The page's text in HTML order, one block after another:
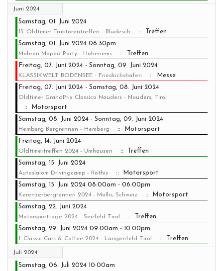
Juni 2024
Samstag, 01. Juni 2024
15. Oldtimer Traktorentreffen - Bludesch
:: Treffen
Samstag, 01. Juni 2024 06:30pm
Mohren Moped Party - Hohenems
:: Treffen
Freitag, 07. Juni 2024 - Sonntag, 09. Juni 2024
KLASSIKWELT BODENSEE - Friedrichshafen
:: Messe
Freitag, 07. Juni 2024 - Samstag, 08. Juni 2024
Oldtimer GrandPrix Classico Nauders - Nauders, Tirol
:: Motorsport
Samstag, 08. Juni 2024 - Sonntag, 09. Juni 2024
Hemberg Bergrennen - Hemberg
:: Motorsport
Freitag, 14. Juni 2024
Oldtimertreffen 2024 - Umhausen
:: Treffen
Samstag, 15. Juni 2024
Autoslalom Drivingcamp - Röthis
:: Motorsport
Samstag, 15. Juni 2024 08:00am - 06:00pm
Kerenzerbergrennen 2024 - Mollis, Schweiz
:: Motorsport
Samstag, 22. Juni 2024
Motorsporttage 2024 - Seefeld Tirol
:: Treffen
Samstag, 29. Juni 2024 09:00am - 10:00pm
1. Classic Cars & Coffee 2024 - Längenfeld Tirol :: Treffen
Juli 2024
Samstag, 06. Juli 2024 10:00am